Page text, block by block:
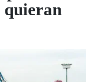
quieran